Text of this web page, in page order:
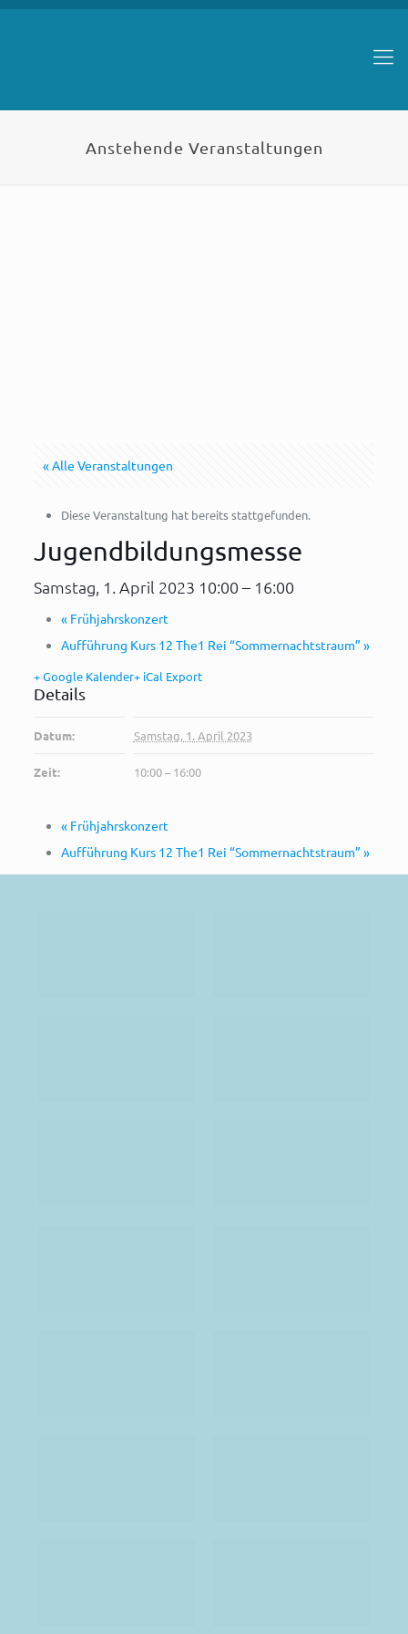
Anstehende Veranstaltungen
« Alle Veranstaltungen
Diese Veranstaltung hat bereits stattgefunden.
Jugendbildungsmesse
Samstag, 1. April 2023 10:00 – 16:00
«Frühjahrskonzert
Aufführung Kurs 12 The1 Rei “Sommernachtstraum” »
+ Google Kalender+ iCal Export
Details
Datum: Samstag, 1. April 2023
Zeit: 10:00 – 16:00
«Frühjahrskonzert
Aufführung Kurs 12 The1 Rei “Sommernachtstraum” »